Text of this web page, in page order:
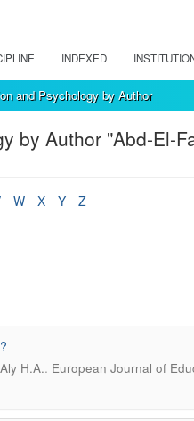
INDEXED
and Psychology by Author
by Author "Abd-El-
W X Y
Z
H.A.. European Journal of